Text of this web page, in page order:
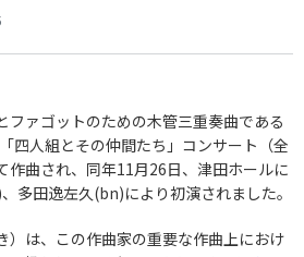
ファゴットのための木管三重奏曲である
四人組とその仲間たち」コンサート（全
作曲され、同年11月26日、津田ホールに
多田逸左久(bn)により初演されました。
）は、この作曲家の重要な作曲上におけ